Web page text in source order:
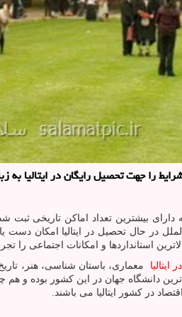
را جهت تحصیل رایگان در ایتالیا به
دارای بیشترین تعداد اماکن
در حال تحصیل در ایتالیا امکان دست
استانداردها و امکانات اجتماعی را
معماری، باستان شناسی، هنر،
دانشگاه جهان در این کشور بوده و هم
در کشور ایتالیا می باشند.